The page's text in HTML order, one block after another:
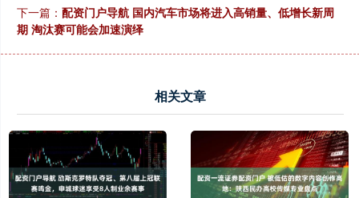
下一篇： 配资门户导航 国内汽车市场将进入高销量、低增长新周
期 淘汰赛可能会加速演绎
相关文章